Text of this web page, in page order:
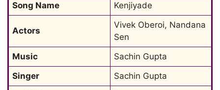
Song Name
Kenjiyade
Actors
Vivek Oberoi, Nandana
Sen
Music
Sachin Gupta
Singer
Sachin Gupta